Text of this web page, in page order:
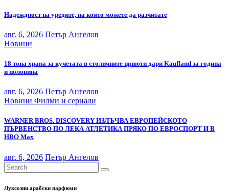
Надеждност на уредите, на която можете да разчитате
авг. 6, 2026 Петър Ангелов
Новини
18 тона храна за кучетата в столичните приюти дари Kaufland за година
и половина
авг. 6, 2026 Петър Ангелов
Новини Филми и сериали
WARNER BROS. DISCOVERY ИЗЛЪЧВА ЕВРОПЕЙСКОТО
ПЪРВЕНСТВО ПО ЛЕКА АТЛЕТИКА ПРЯКО ПО ЕВРОСПОРТ И В
НВО Мах
авг. 6, 2026 Петър Ангелов
Луксозни арабски парфюми